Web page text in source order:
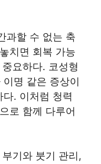
과할 수 없는 축
치면 회복 가능
요하다. 코성형
명 같은 증상이
. 이처럼 청력
로 함께 다루어
기와 붓기 관리,